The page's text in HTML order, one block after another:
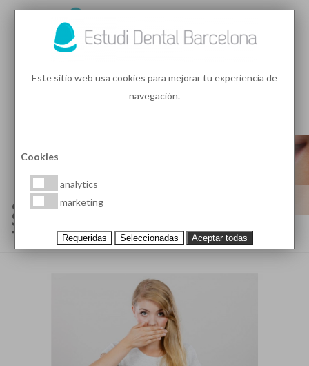
¿QUÉ ES EL FRENILLO LABIAL
SUPERIOR Y CUÁNDO HAY QUE
TRATARLO?
Este sitio web usa cookies para mejorar tu experiencia de
navegación.
Cookies
analytics
marketing
Requeridas Seleccionadas Aceptar todas